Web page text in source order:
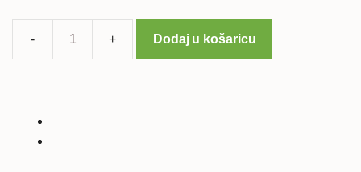
je:
39,99 €.
19,99 €.
Dodaj u košaricu